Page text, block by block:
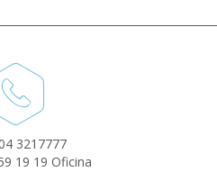
3217777
19 19 Oficina